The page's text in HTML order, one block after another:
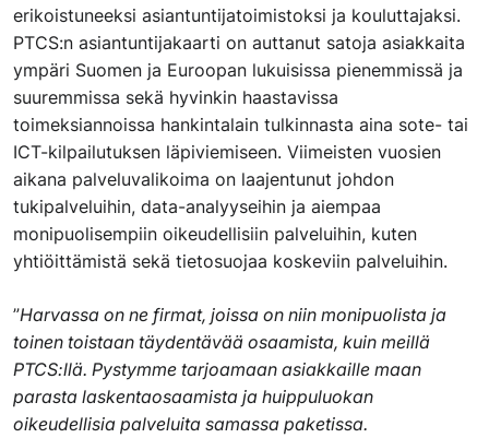
erikoistuneeksi asiantuntijatoimistoksi ja kouluttajaksi.
PTCS:n asiantuntijakaarti on auttanut satoja asiakkaita
ympäri Suomen ja Euroopan lukuisissa pienemmissä ja
suuremmissa sekä hyvinkin haastavissa
toimeksiannoissa hankintalain tulkinnasta aina sote- tai
ICT-kilpailutuksen läpiviemiseen. Viimeisten vuosien
aikana palveluvalikoima on laajentunut johdon
tukipalveluihin, data-analyyseihin ja aiempaa
monipuolisempiin oikeudellisiin palveluihin, kuten
yhtiöittämistä sekä tietosuojaa koskeviin palveluihin.
”Harvassa on ne firmat, joissa on niin monipuolista ja
toinen toistaan täydentävää osaamista, kuin meillä
PTCS:llä. Pystymme tarjoamaan asiakkaille maan
parasta laskentaosaamista ja huippuluokan
oikeudellisia palveluita samassa paketissa.